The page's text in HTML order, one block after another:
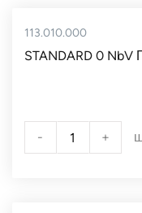
113.010.000
STANDARD 0 NbV
- +